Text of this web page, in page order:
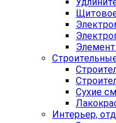
Сухие
Интерьер,